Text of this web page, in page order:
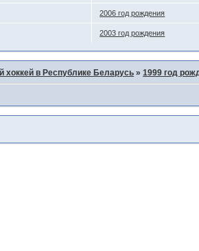
2006 год рождения
2003 год рождения
в Республике Беларусь »1999 год